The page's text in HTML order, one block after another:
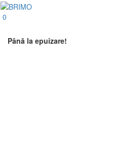
0
Până la epuizare!